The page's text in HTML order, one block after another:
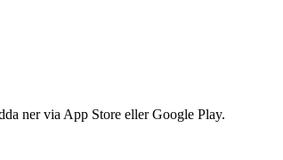
ner via App Store eller Google Play.